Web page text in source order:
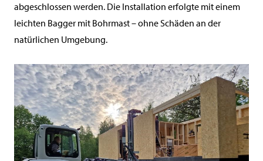
abgeschlossen werden. Die Installation erfolgte mit einem
leichten Bagger mit Bohrmast – ohne Schäden an der
natürlichen Umgebung.